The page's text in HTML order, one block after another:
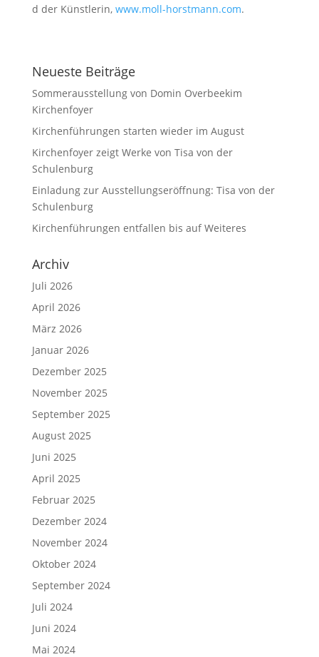
d der Künstlerin, www.moll-horstmann.com.
Neueste Beiträge
Sommerausstellung von Domin Overbeekim
Kirchenfoyer
Kirchenführungen starten wieder im August
Kirchenfoyer zeigt Werke von Tisa von der
Schulenburg
Einladung zur Ausstellungseröffnung: Tisa von der
Schulenburg
Kirchenführungen entfallen bis auf Weiteres
Archiv
Juli 2026
April 2026
März 2026
Januar 2026
Dezember 2025
November 2025
September 2025
August 2025
Juni 2025
April 2025
Februar 2025
Dezember 2024
November 2024
Oktober 2024
September 2024
Juli 2024
Juni 2024
Mai 2024